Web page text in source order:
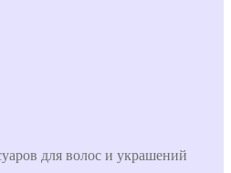
для волос и украшений